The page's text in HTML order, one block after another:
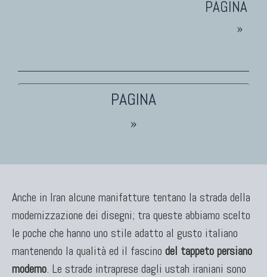
TAPPETI PERSIANI
Tappeti Persiani Antichi
TAPPETI CLASSICI
Collezione Hyderabad
Collezione Peshawar
Collezione Agra
»
»
Anche in Iran alcune manifatture tentano la strada della
modernizzazione dei disegni; tra queste abbiamo scelto
le poche che hanno uno stile adatto al gusto italiano
mantenendo la qualità ed il fascino del tappeto persiano
moderno. Le strade intraprese dagli ustah iraniani sono